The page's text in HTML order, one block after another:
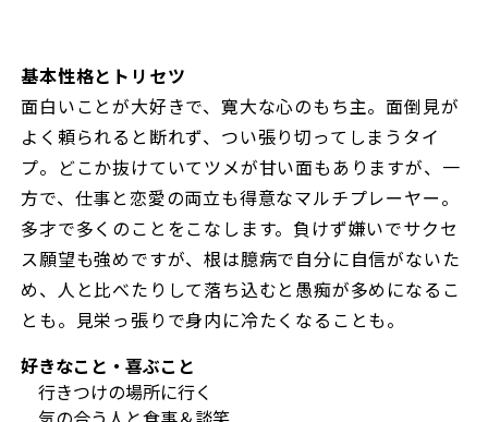
基本性格とトリセツ
面白いことが大好きで、寛大な心のもち主。面倒見が
よく頼られると断れず、つい張り切ってしまうタイ
プ。どこか抜けていてツメが甘い面もありますが、一
方で、仕事と恋愛の両立も得意なマルチプレーヤー。
多才で多くのことをこなします。負けず嫌いでサクセ
ス願望も強めですが、根は臆病で自分に自信がないた
め、人と比べたりして落ち込むと愚痴が多めになるこ
とも。見栄っ張りで身内に冷たくなることも。
好きなこと・喜ぶこと
行きつけの場所に行く